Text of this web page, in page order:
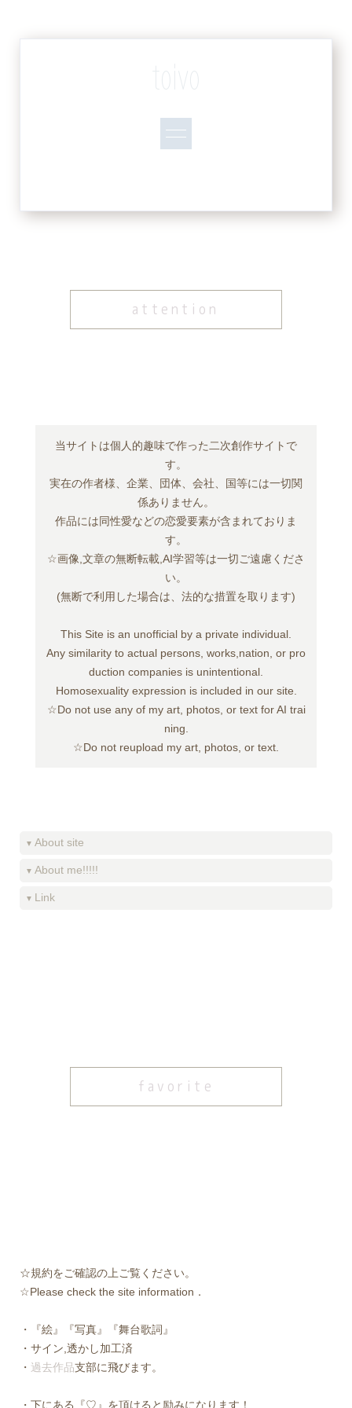
attention
当サイトは個人的趣味で作った二次創作サイトで
す。
実在の作者様、企業、団体、会社、国等には一切関
係ありません。
作品には同性愛などの恋愛要素が含まれておりま
す。
☆画像,文章の無断転載,AI学習等は一切ご遠慮くださ
い。
(無断で利用した場合は、法的な措置を取ります)
This Site is an unofficial by a private individual.
Any similarity to actual persons, works,nation, or pro
duction companies is unintentional.
Homosexuality expression is included in our site.
☆Do not use any of my art, photos, or text for AI trai
ning.
☆Do not reupload my art, photos, or text.
About site
About me!!!!!
Link
favorite
☆規約をご確認の上ご覧ください。
☆Please check the site information．
・『絵』『写真』『舞台歌詞』
・サイン,透かし加工済
・ 過去作品支部に飛びます。
・下にある『♡』を頂けると励みになります！